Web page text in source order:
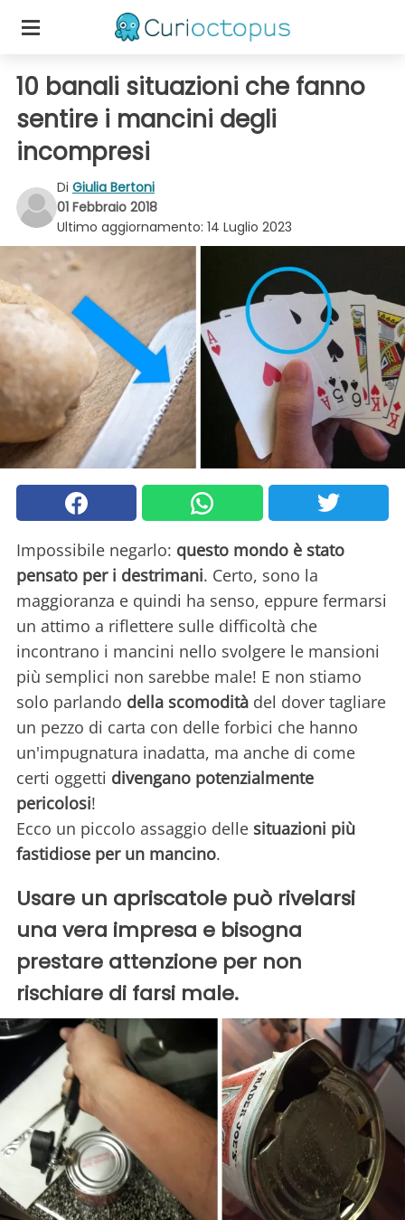
10 banali situazioni che fanno
sentire i mancini degli
incompresi
Di Giulia Bertoni
01 Febbraio 2018
Ultimo aggiornamento: 14 Luglio 2023
Impossibile negarlo: questo mondo è stato
pensato per i destrimani. Certo, sono la
maggioranza e quindi ha senso, eppure fermarsi
un attimo a riflettere sulle difficoltà che
incontrano i mancini nello svolgere le mansioni
più semplici non sarebbe male! E non stiamo
solo parlando della scomodità del dover tagliare
un pezzo di carta con delle forbici che hanno
un'impugnatura inadatta, ma anche di come
certi oggetti divengano potenzialmente
pericolosi!
Ecco un piccolo assaggio delle situazioni più
fastidiose per un mancino.
Usare un apriscatole può rivelarsi
una vera impresa e bisogna
prestare attenzione per non
rischiare di farsi male.